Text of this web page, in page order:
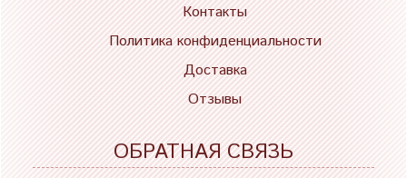
Контакты
Политика конфиденциальности
Доставка
Отзывы
ОБРАТНАЯ СВЯЗЬ